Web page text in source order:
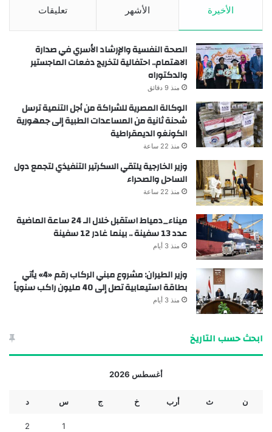
الأخيرة الأشهر تعليقات
الصحة النفسية والإرشاد الأسري في صدارة
الاهتمام.. احتفالية لتخريج دفعات الماجستير
والدكتوراه
منذ 9 دقائق
الوكالة المصرية للشراكة من أجل التنمية ترسل
شحنة ثانية من المساعدات الطبية إلى جمهورية
الكونغو الديمقراطية
منذ 22 ساعة
وزير الخارجية يلتقي السكرتير التنفيذي لتجمع دول
الساحل والصحراء
منذ 22 ساعة
ميناء_دمياط استقبل خلال الـ 24 ساعة الماضية
عدد 13 سفينة .. بينما غادر 12 سفينة
منذ 3 أيام
وزير الطيران: مشروع مبني الركاب رقم «4» يأتي
بطاقة استيعابية تصل إلى 40 مليون راكب سنوياً
منذ 3 أيام
ابحث حسب التاريخ
أغسطس 2026
ن ث أرب خ ج س د
1
2